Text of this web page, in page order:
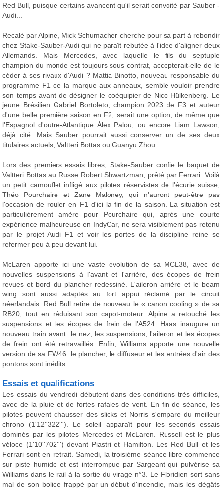
Red Bull, puisque certains avancent qu'il serait convoité par Sauber -
Audi...
Recalé par Alpine, Mick Schumacher cherche pour sa part à rebondir
chez Stake-Sauber-Audi qui ne paraît rebutée à l'idée d'aligner deux
Allemands. Mais Mercedes, avec laquelle le fils du septuple
champion du monde est toujours sous contrat, accepterait-elle de le
céder à ses rivaux d'Audi ? Mattia Binotto, nouveau responsable du
programme F1 de la marque aux anneaux, semble vouloir prendre
son temps avant de désigner le coéquipier de Nico Hülkenberg. Le
jeune Brésilien Gabriel Bortoleto, champion 2023 de F3 et auteur
d'une belle première saison en F2, serait une option, de même que
l'Espagnol d'outre-Atlantique Álex Palou, ou encore Liam Lawson,
déjà cité. Mais Sauber pourrait aussi conserver un de ses deux
titulaires actuels, Valtteri Bottas ou Guanyu Zhou.
Lors des premiers essais libres, Stake-Sauber confie le baquet de
Valtteri Bottas au Russe Robert Shwartzman, prêté par Ferrari. Voilà
un petit camouflet infligé aux pilotes réservistes de l'écurie suisse,
Théo Pourchaire et Zane Maloney, qui n'auront peut-être pas
l'occasion de rouler en F1 d'ici la fin de la saison. La situation est
particulièrement amère pour Pourchaire qui, après une courte
expérience malheureuse en IndyCar, ne sera visiblement pas retenu
par le projet Audi F1 et voir les portes de la discipline reine se
refermer peu à peu devant lui.
McLaren apporte ici une vaste évolution de sa MCL38, avec de
nouvelles suspensions à l'avant et l'arrière, des écopes de frein
revues et bord du plancher redessiné. L'aileron arrière et le beam
wing sont aussi adaptés au fort appui réclamé par le circuit
néerlandais. Red Bull retire de nouveau le « canon cooling » de sa
RB20, tout en réduisant son capot-moteur. Alpine a retouché les
suspensions et les écopes de frein de l'A524. Haas inaugure un
nouveau train avant: le nez, les suspensions, l'aileron et les écopes
de frein ont été retravaillés. Enfin, Williams apporte une nouvelle
version de sa FW46: le plancher, le diffuseur et les entrées d'air des
pontons sont inédits.
Essais et qualifications
Les essais du vendredi débutent dans des conditions très difficiles,
avec de la pluie et de fortes rafales de vent. En fin de séance, les
pilotes peuvent chausser des slicks et Norris s'empare du meilleur
chrono (1'12''322'''). Le soleil apparaît pour les seconds essais
dominés par les pilotes Mercedes et McLaren. Russell est le plus
véloce (1'10''702''') devant Piastri et Hamilton. Les Red Bull et les
Ferrari sont en retrait. Samedi, la troisième séance libre commence
sur piste humide et est interrompue par Sargeant qui pulvérise sa
Williams dans le rail à la sortie du virage n°3. Le Floridien sort sans
mal de son bolide frappé par un début d'incendie, mais les dégâts